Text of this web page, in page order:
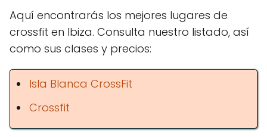
Aquí encontrarás los mejores lugares de
crossfit en Ibiza. Consulta nuestro listado, así
como sus clases y precios:
Isla Blanca CrossFit
Crossfit